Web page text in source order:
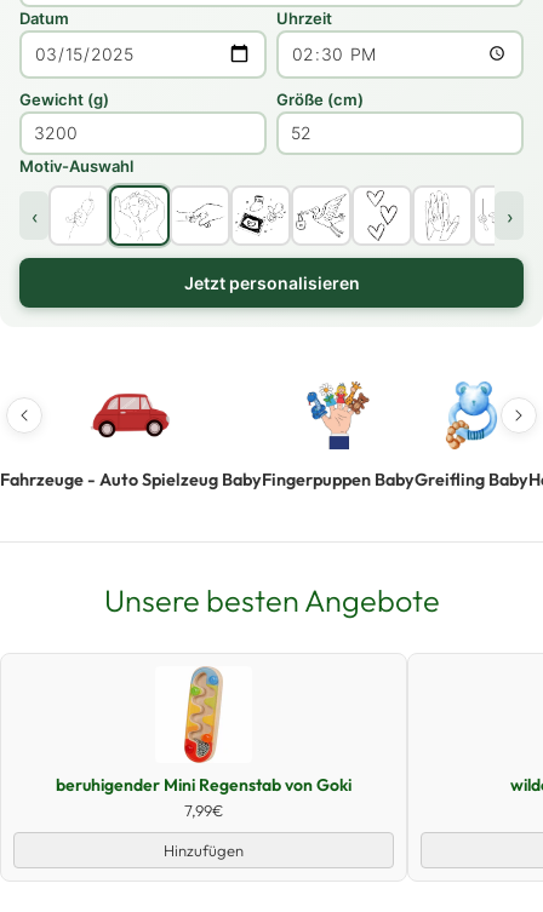
Datum Uhrzeit
Gewicht (g) Größe (cm)
Motiv-Auswahl
‹ ›
Jetzt personalisieren
Fahrzeuge - Auto Spielzeug BabyFingerpuppen BabyGreifling Baby
Unsere besten Angebote
Schnellansicht
beruhigender Mini Regenstab von Goki
7,99€
Hinzufügen